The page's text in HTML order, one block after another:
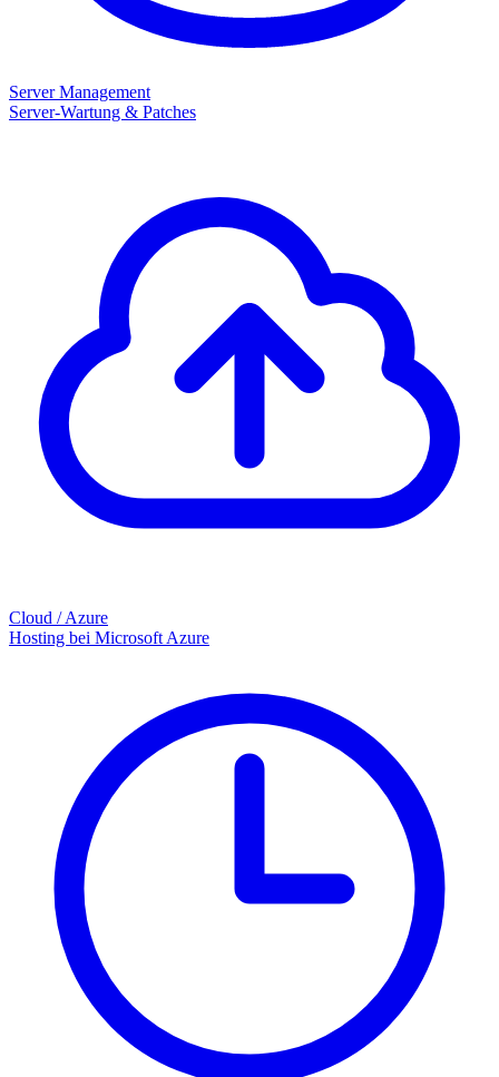
Server Management
Server-Wartung & Patches
Cloud / Azure
Hosting bei Microsoft Azure